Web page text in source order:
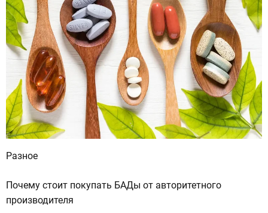
Разное
Почему стоит покупать БАДы от авторитетного
производителя